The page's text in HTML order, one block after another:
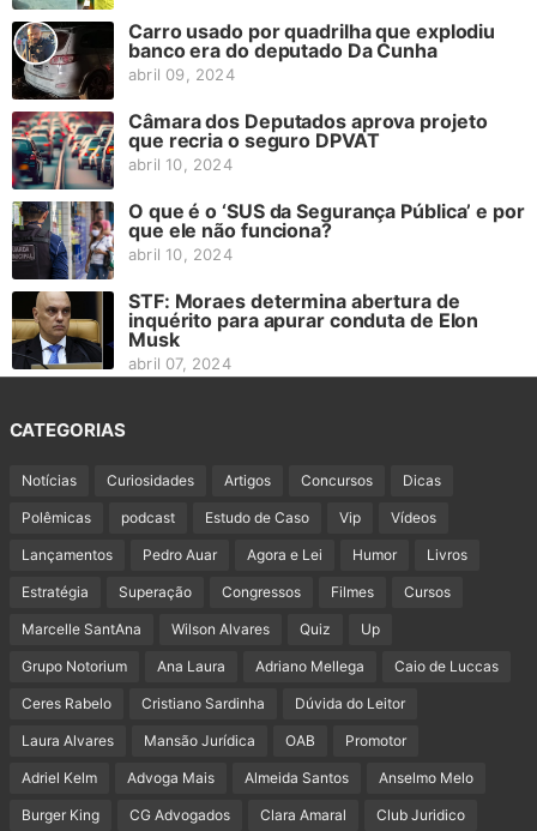
Carro usado por quadrilha que explodiu
banco era do deputado Da Cunha
abril 09, 2024
Câmara dos Deputados aprova projeto
que recria o seguro DPVAT
abril 10, 2024
O que é o ‘SUS da Segurança Pública’ e por
que ele não funciona?
abril 10, 2024
STF: Moraes determina abertura de
inquérito para apurar conduta de Elon
Musk
abril 07, 2024
CATEGORIAS
Notícias Curiosidades Artigos Concursos Dicas
Polêmicas podcast Estudo de Caso Vip Vídeos
Lançamentos Pedro Auar Agora e Lei Humor Livros
Estratégia Superação Congressos Filmes Cursos
Marcelle SantAna Wilson Alvares Quiz Up
Grupo Notorium Ana Laura Adriano Mellega Caio de Luccas
Ceres Rabelo Cristiano Sardinha Dúvida do Leitor
Laura Alvares Mansão Jurídica OAB Promotor
Adriel Kelm Advoga Mais Almeida Santos Anselmo Melo
Burger King CG Advogados Clara Amaral Club Juridico